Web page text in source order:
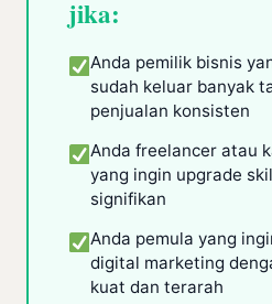
jika:
Anda pemilik bisnis
sudah keluar banyak
penjualan konsisten
Anda freelancer atau
yang ingin upgrade
signifikan
Anda pemula yang
digital marketing
kuat dan terarah